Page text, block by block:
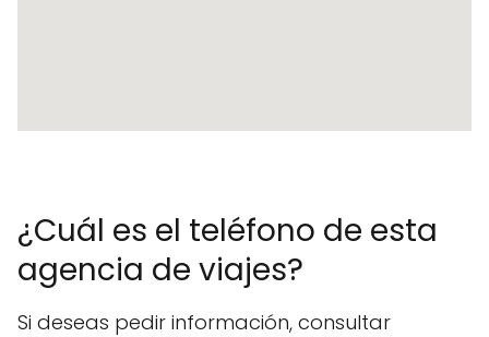
¿Cuál es el teléfono de esta
agencia de viajes?
Si deseas pedir información, consultar